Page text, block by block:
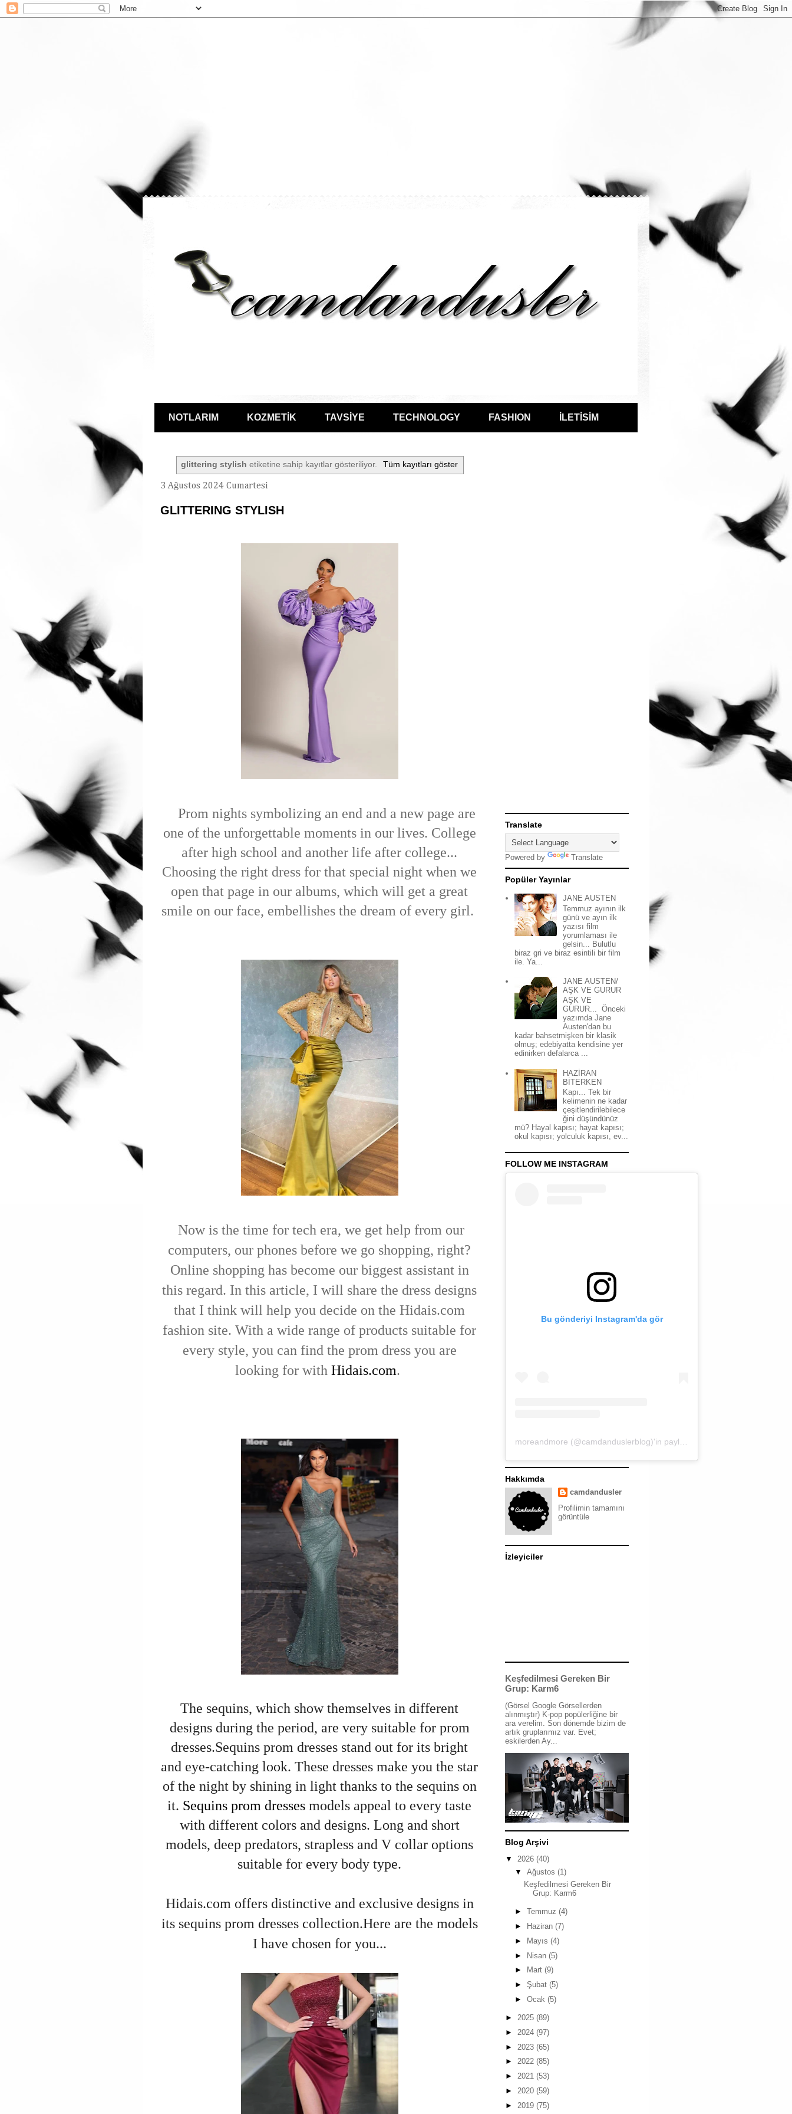
NOTLARIM KOZMETİK TAVSİYE TECHNOLOGY FASHION İLETİSİM
glittering stylish etiketine sahip kayıtlar gösteriliyor. Tüm kayıtları göster
3 Ağustos 2024 Cumartesi
GLITTERING STYLISH
Prom nights symbolizing an end and a new page are
one of the unforgettable moments in our lives. College
after high school and another life after college...
Choosing the right dress for that special night when we
open that page in our albums, which will get a great
smile on our face, embellishes the dream of every girl.
Now is the time for tech era, we get help from our
computers, our phones before we go shopping, right?
Online shopping has become our biggest assistant in
this regard. In this article, I will share the dress designs
that I think will help you decide on the Hidais.com
fashion site. With a wide range of products suitable for
every style, you can find the prom dress you are
looking for with Hidais.com.
The sequins, which show themselves in different
designs during the period, are very suitable for prom
dresses.Sequins prom dresses stand out for its bright
and eye-catching look. These dresses make you the star
of the night by shining in light thanks to the sequins on
it. Sequins prom dresses models appeal to every taste
with different colors and designs. Long and short
models, deep predators, strapless and V collar options
suitable for every body type.
Hidais.com offers distinctive and exclusive designs in
its sequins prom dresses collection.Here are the models
I have chosen for you...
Translate
Powered by Translate
Popüler Yayınlar
JANE AUSTEN
Temmuz ayının ilk
günü ve ayın ilk
yazısı film
yorumlaması ile
gelsin... Bulutlu
biraz gri ve biraz esintili bir film
ile. Ya...
JANE AUSTEN/
AŞK VE GURUR
AŞK VE
GURUR... Önceki
yazımda Jane
Austen'dan bu
kadar bahsetmişken bir klasik
olmuş; edebiyatta kendisine yer
edinirken defalarca ...
HAZİRAN
BİTERKEN
Kapı... Tek bir
kelimenin ne kadar
çeşitlendirilebilece
ğini düşündünüz
mü? Hayal kapısı; hayat kapısı;
okul kapısı; yolculuk kapısı, ev...
FOLLOW ME INSTAGRAM
Bu gönderiyi Instagram'da gör
Hakkımda
camdandusler
Profilimin tamamını
görüntüle
İzleyiciler
Keşfedilmesi Gereken Bir
Grup: Karm6
(Görsel Google Görsellerden
alınmıştır) K-pop popülerliğine bir
ara verelim. Son dönemde bizim de
artık gruplarımız var. Evet;
eskilerden Ay...
Blog Arşivi
▼ 2026 (40)
▼ Ağustos (1)
Keşfedilmesi Gereken Bir
Grup: Karm6
► Temmuz (4)
►
Haziran (7)
►
Mayıs (4)
► Nisan (5)
►
Mart (9)
► Şubat (5)
► Ocak (5)
► 2025 (89)
► 2024 (97)
► 2023 (65)
► 2022 (85)
► 2021 (53)
► 2020 (59)
► 2019 (75)